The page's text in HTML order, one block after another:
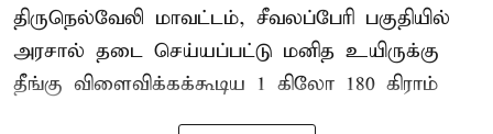
திருநெல்வேலி மாவட்டம், சீவலப்பேரி பகுதியில்
அரசால் தடை செய்யப்பட்டு மனித உயிருக்கு
தீங்கு விளைவிக்கக்கூடிய 1 கிலோ 180 கிராம்